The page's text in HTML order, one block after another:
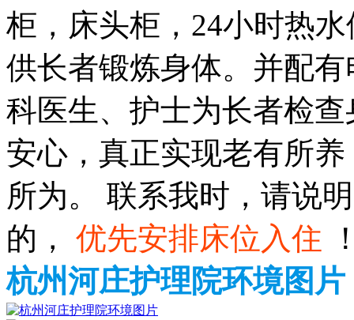
柜，床头柜，24小时热
供长者锻炼身体。并配
科医生、护士为长者检
安心，真正实现老有所
所为。 联系我时，请说
的， 优先安排床位入住
杭州河庄护理院环境图片